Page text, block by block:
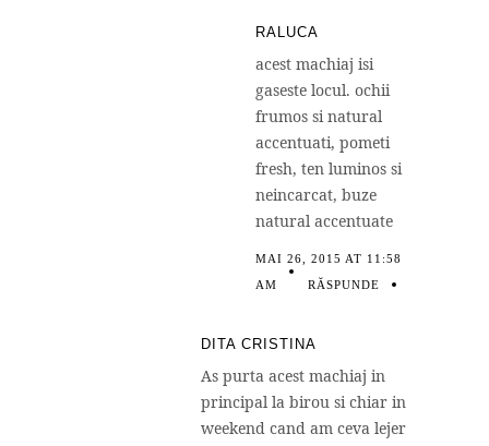
RALUCA
acest machiaj isi
gaseste locul. ochii
frumos si natural
accentuati, pometi
fresh, ten luminos si
neincarcat, buze
natural accentuate
MAI 26, 2015 AT 11:58
AM
RĂSPUNDE
DITA CRISTINA
As purta acest machiaj in
principal la birou si chiar in
weekend cand am ceva lejer